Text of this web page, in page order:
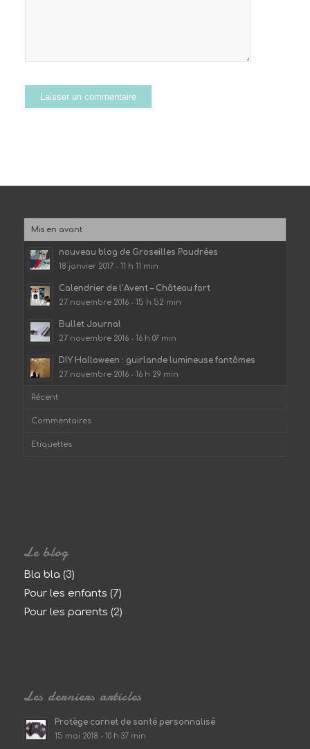
Mis en avant
nouveau blog de Groseilles Poudrées
18 janvier 2017 - 11 h 11 min
Calendrier de l’Avent – Château fort
27 novembre 2016 - 15 h 52 min
Bullet Journal
27 novembre 2016 - 16 h 07 min
DIY Halloween : guirlande lumineuse fantômes
27 novembre 2016 - 16 h 29 min
Récent
Commentaires
Etiquettes
Le blog
Bla bla (3)
Pour les enfants (7)
Pour les parents (2)
Les derniers articles
Protège carnet de santé personnalisé
15 mai 2018 - 10 h 37 min